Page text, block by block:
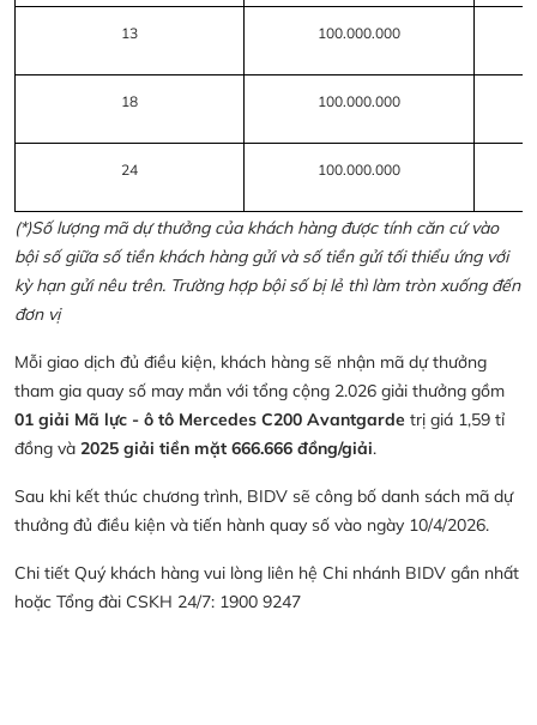
13 100.000.000
18 100.000.000
24 100.000.000
(*)Số lượng mã dự thưởng của khách hàng được tính căn cứ vào
bội số giữa số tiền khách hàng gửi và số tiền gửi tối thiểu ứng với
kỳ hạn gửi nêu trên. Trường hợp bội số bị lẻ thì làm tròn xuống đến
đơn vị
Mỗi giao dịch đủ điều kiện, khách hàng sẽ nhận mã dự thưởng
tham gia quay số may mắn với tổng cộng 2.026 giải thưởng gồm
01 giải Mã lực - ô tô Mercedes C200 Avantgarde trị giá 1,59 tỉ
đồng và 2025 giải tiền mặt 666.666 đồng/giải.
Sau khi kết thúc chương trình, BIDV sẽ công bố danh sách mã dự
thưởng đủ điều kiện và tiến hành quay số vào ngày 10/4/2026.
Chi tiết Quý khách hàng vui lòng liên hệ Chi nhánh BIDV gần nhất
hoặc Tổng đài CSKH 24/7: 1900 9247